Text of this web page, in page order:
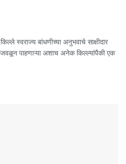
स्वराज्य बांधणीच्या अनुभवाचे साक्षीदार
पाहणाऱ्या अशाच अनेक किल्ल्यांपैकी एक